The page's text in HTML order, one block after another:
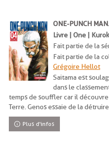
ONE-PUNCH
Livre | One |
Fait partie de la
Fait partie de la
Grégoire Hellot
Saitama est
dans le
temps de souffler car il
Terre. Genos essaie de la détruire
Plus d'infos